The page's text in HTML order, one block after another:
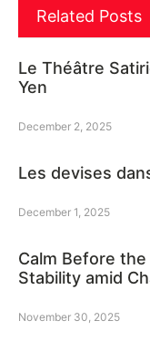
Related Posts
Le Théâtre
Yen
December 2, 2025
Les devises
December 1, 2025
Calm Before
Stability amid
November 30, 2025